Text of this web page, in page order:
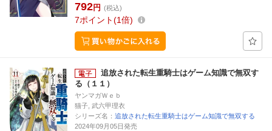
792円 (税込)
7ポイント 1倍
追放された転生重騎士はゲーム知識で無双す
る（１１）
ヤンマガＷｅｂ
猫子, 武六甲理衣
シリーズ名： 追放された転生重騎士はゲーム知識で無双する
2024年09月05日発売